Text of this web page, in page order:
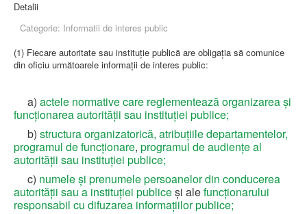
Detalii
Categorie: Informatii de interes public
(1) Fiecare autoritate sau instituţie publică are obligaţia să comunice
din oficiu următoarele informaţii de interes public:
a) actele normative care reglementează organizarea şi
funcţionarea autorităţii sau instituţiei publice;
b) structura organizatorică, atribuţiile departamentelor,
programul de funcţionare, programul de audienţe al
autorităţii sau instituţiei publice;
c) numele şi prenumele persoanelor din conducerea
autorităţii sau a instituţiei publiceşi alefuncţionarului
responsabil cu difuzarea informaţiilor publice;